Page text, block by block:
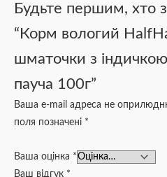
Будьте першим, хто
“Корм вологий
шматочки з
пауча 100г”
Ваша e-mail адреса не
поля позначені *
Ваша оцінка *
Ваш відгук *